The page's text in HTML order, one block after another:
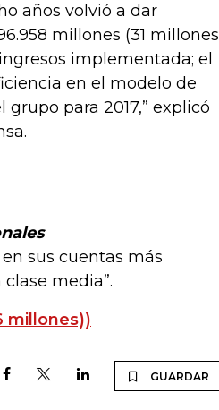
años volvió a dar
millones (31 millones
implementada; el
en el modelo de
para 2017,” explicó
sus cuentas más
media”.
millones))
GUARDAR